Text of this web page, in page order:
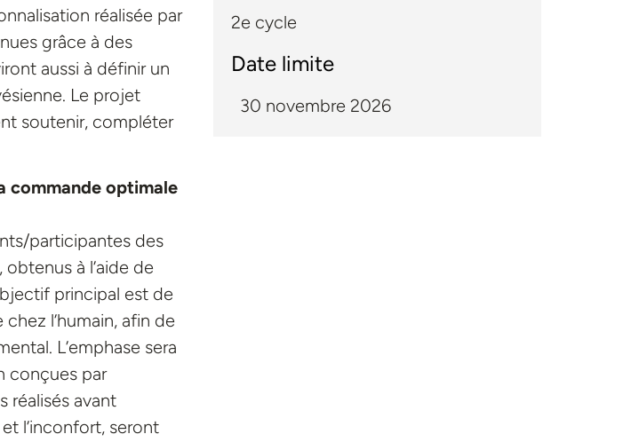
réalisée par
grâce à des
aussi à définir un
Le projet
soutenir, compléter
commande optimale
participantes des
à l’aide de
principal est de
l’humain, afin de
L’emphase sera
conçues par
réalisés avant
l’inconfort, seront
2e cycle
Date limite
30 novembre 2026